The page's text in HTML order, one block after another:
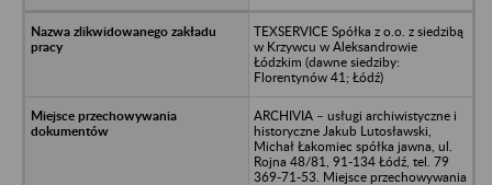
TEXSERVICE Spółka z o.o. z siedzibą
w Krzywcu w Aleksandrowie
Łódzkim (dawne siedziby:
Florentynów 41; Łódź)
ARCHIVIA – usługi archiwistyczne i
historyczne Jakub Lutosławski,
Michał Łakomiec spółka jawna, ul.
Rojna 48/81, 91-134 Łódź, tel. 79
369-71-53. Miejsce przechowywania